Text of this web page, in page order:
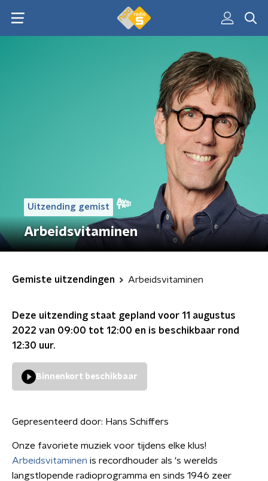
Uitzending gemist
Arbeidsvitaminen
Gemiste uitzendingen Arbeidsvitaminen
Deze uitzending staat gepland voor 11 augustus
2022 van 09:00 tot 12:00 en is beschikbaar rond
12:30 uur.
Binnenkort beschikbaar
Gepresenteerd door: Hans Schiffers
Onze favoriete muziek voor tijdens elke klus!
Arbeidsvitaminen is recordhouder als 's werelds
langstlopende radioprogramma en sinds 1946 zeer